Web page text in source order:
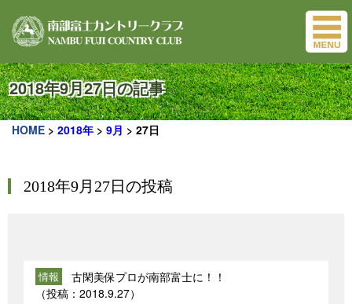
2018年9月27日の記事
HOME > 2018年 > 9月 > 27日
2018年9月27日の投稿
情報
古閑美保プロが南部富士に！！
（投稿： 2018.9.27）